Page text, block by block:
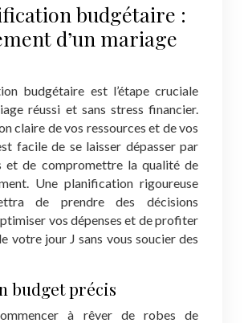
budgétaire :
d’un mariage
budgétaire est l’étape cruciale
réussi et sans stress financier.
claire de vos ressources et de vos
facile de se laisser dépasser par
et de compromettre la qualité de
Une planification rigoureuse
de prendre des décisions
vos dépenses et de profiter
votre jour J sans vous soucier des
budget précis
à rêver de robes de